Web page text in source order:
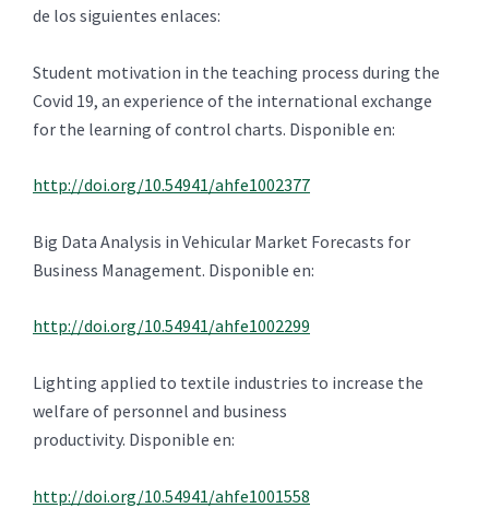
de los siguientes enlaces:
Student motivation in the teaching process during the
Covid 19, an experience of the international exchange
for the learning of control charts. Disponible en:
http://doi.org/10.54941/ahfe1002377
Big Data Analysis in Vehicular Market Forecasts for
Business Management. Disponible en:
http://doi.org/10.54941/ahfe1002299
Lighting applied to textile industries to increase the
welfare of personnel and business
productivity. Disponible en:
http://doi.org/10.54941/ahfe1001558